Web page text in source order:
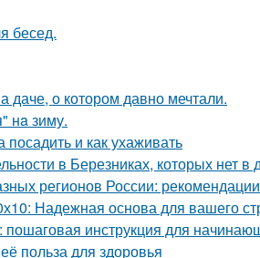
бесед.
даче, о котором давно мечтали.
нa зиму.
и как ухаживать
в Березниках, которых нет в
регионов России:
Надежная основа для вашего
инструкция для
польза для здоровья